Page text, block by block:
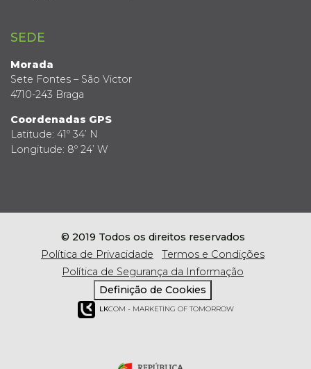
SEDE
Morada
Sete Fontes – São Victor
4710-243 Braga
Coordenadas GPS
Latitude: 41º 34’ N
Longitude: 8º 24’ W
© 2019 Todos os direitos reservados
Política de Privacidade
Termos e Condições
Política de Segurança da Informação
Definição de Cookies
LKCOM - MARKETING OF TOMORROW